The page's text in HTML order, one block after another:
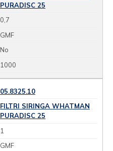
PURADISC 25
0,7
GMF
No
1000
05.8325.10
FILTRI SIRINGA WHATMAN
PURADISC 25
1
GMF